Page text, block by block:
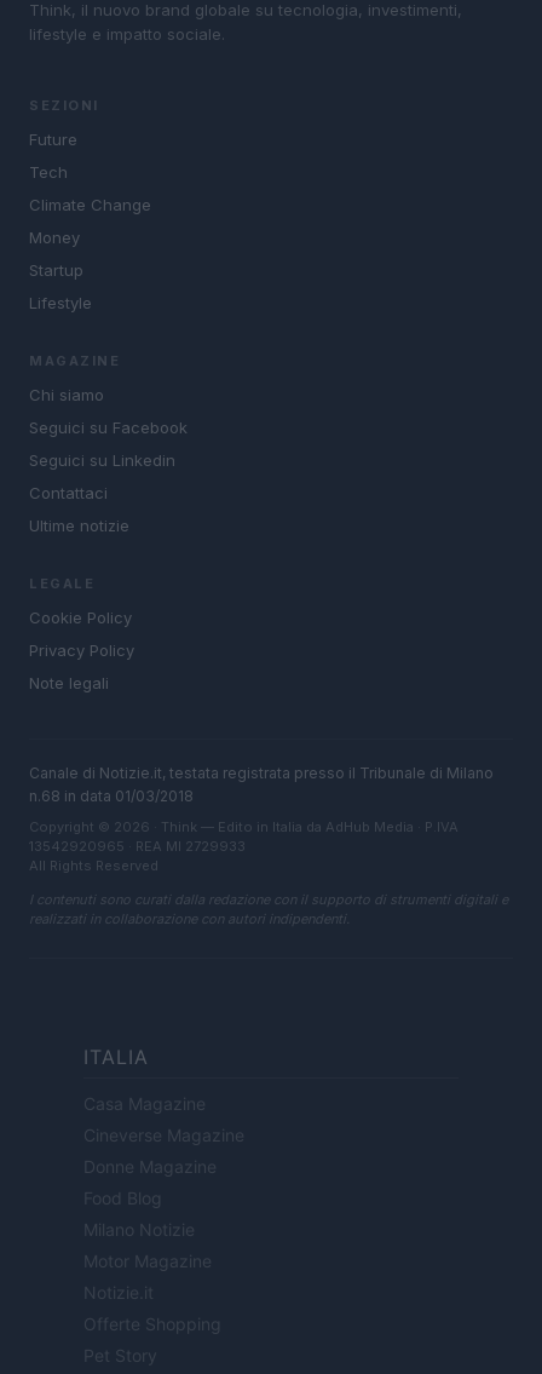
Think, il nuovo brand globale su tecnologia, investimenti,
lifestyle e impatto sociale.
SEZIONI
Future
Tech
Climate Change
Money
Startup
Lifestyle
MAGAZINE
Chi siamo
Seguici su Facebook
Seguici su Linkedin
Contattaci
Ultime notizie
LEGALE
Cookie Policy
Privacy Policy
Note legali
Canale di Notizie.it, testata registrata presso il Tribunale di Milano
n.68 in data 01/03/2018
Copyright © 2026 · Think — Edito in Italia da AdHub Media · P.IVA
13542920965 · REA MI 2729933
All Rights Reserved
I contenuti sono curati dalla redazione con il supporto di strumenti digitali e
realizzati in collaborazione con autori indipendenti.
ITALIA
Casa Magazine
Cineverse Magazine
Donne Magazine
Food Blog
Milano Notizie
Motor Magazine
Notizie.it
Offerte Shopping
Pet Story